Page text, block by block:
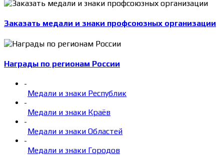
Заказать медали и знаки профсоюзных организации
Награды по регионам России
-
Медали и знаки Республик
-
Медали и знаки Краёв
-
Медали и знаки Областей
-
Медали и знаки Городов